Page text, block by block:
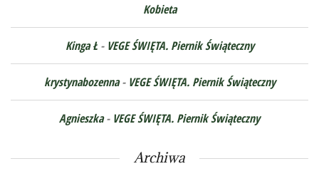
Kobieta
Kinga Ł- VEGE ŚWIĘTA. Piernik Świąteczny
krystynabozenna- VEGE ŚWIĘTA. Piernik Świąteczny
Agnieszka- VEGE ŚWIĘTA. Piernik Świąteczny
Archiwa